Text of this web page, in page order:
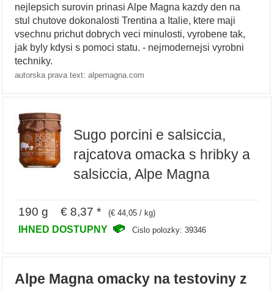
nejlepsich surovin prinasi Alpe Magna kazdy den na
stul chutove dokonalosti Trentina a Italie, ktere maji
vsechnu prichut dobrych veci minulosti, vyrobene tak,
jak byly kdysi s pomoci statu. - nejmodernejsi vyrobni
techniky.
autorska prava text: alpemagna.com
Sugo porcini e salsiccia,
rajcatova omacka s hribky a
salsiccia, Alpe Magna
190 g € 8,37 * (€ 44,05 / kg)
IHNED DOSTUPNY Cislo polozky: 39346
Alpe Magna omacky na testoviny z